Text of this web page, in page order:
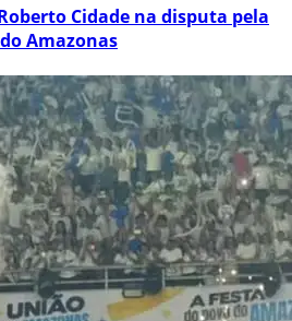
Cidade na disputa pela
Amazonas